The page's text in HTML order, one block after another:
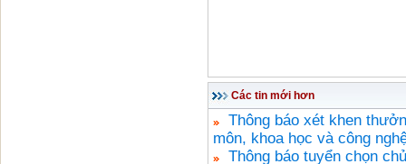
Các tin mới hơn
Thông báo xét khen
môn, khoa học và công
Thông báo tuyển chọn